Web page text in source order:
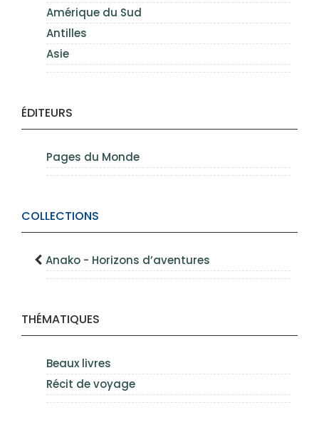
Amérique du Sud
Antilles
Asie
ÉDITEURS
Pages du Monde
COLLECTIONS
Anako - Horizons d’aventures
THÉMATIQUES
Beaux livres
Récit de voyage